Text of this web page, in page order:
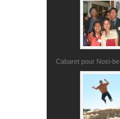
Cabaret pour Nosi-be